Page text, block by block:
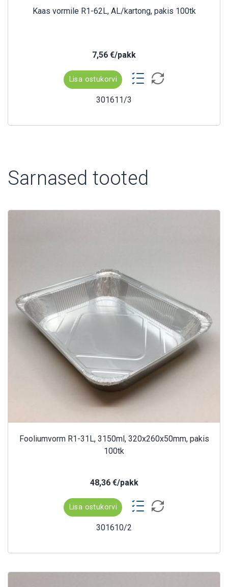
Kaas vormile R1-62L, AL/kartong, pakis 100tk
7,56 €/pakk
Lisa ostukorvi
301611/3
Sarnased tooted
Fooliumvorm R1-31L, 3150ml, 320x260x50mm, pakis
100tk
48,36 €/pakk
Lisa ostukorvi
301610/2